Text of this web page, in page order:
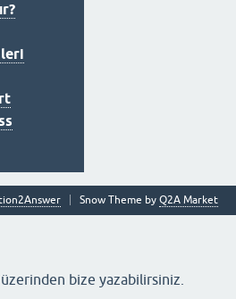
Snow Theme by Q2A Market
üzerinden bize yazabilirsiniz.